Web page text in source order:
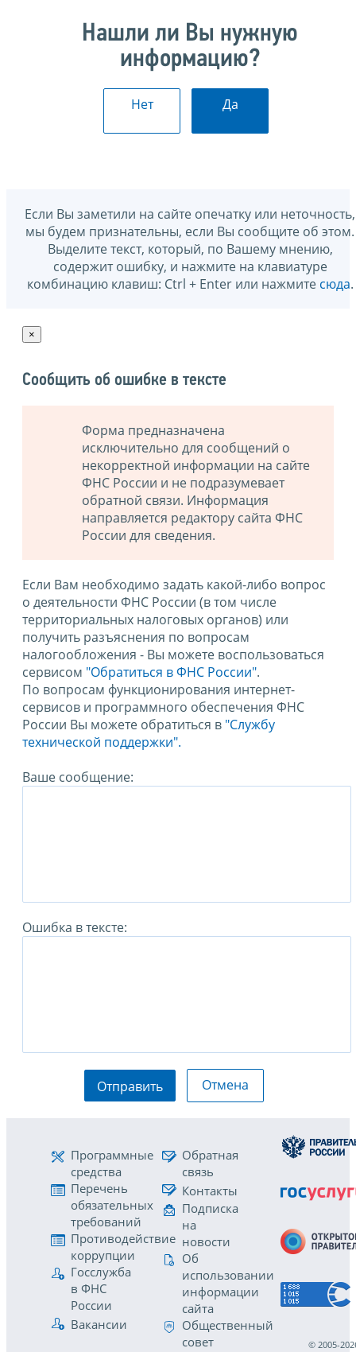
Нашли ли Вы нужную
информацию?
Нет Да
Если Вы заметили на сайте опечатку или неточность,
мы будем признательны, если Вы сообщите об этом.
Выделите текст, который, по Вашему мнению,
содержит ошибку, и нажмите на клавиатуре
комбинацию клавиш: Ctrl + Enter или нажмите сюда.
×
Сообщить об ошибке в тексте
Форма предназначена
исключительно для сообщений о
некорректной информации на сайте
ФНС России и не подразумевает
обратной связи. Информация
направляется редактору сайта ФНС
России для сведения.
Если Вам необходимо задать какой-либо вопрос
о деятельности ФНС России (в том числе
территориальных налоговых органов) или
получить разъяснения по вопросам
налогообложения - Вы можете воспользоваться
сервисом "Обратиться в ФНС России".
По вопросам функционирования интернет-
сервисов и программного обеспечения ФНС
России Вы можете обратиться в "Службу
технической поддержки".
Ваше сообщение:
Ошибка в тексте:
Отправить Отмена
Программные
средства
Перечень
обязательных
требований
Противодействие
коррупции
Госслужба
в ФНС
России
Вакансии
Обратная
связь
Контакты
Подписка
на
новости
Об
использовании
информации
сайта
Общественный
совет
© 2005-